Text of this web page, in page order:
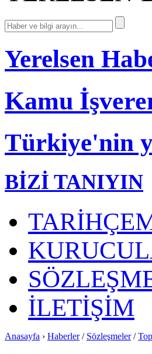
Yerelsen
Kamu
Türkiye'nin
BİZİ TANIYIN
İLETİŞİM
Anasayfa › Haberler/ Sözleşmeler/